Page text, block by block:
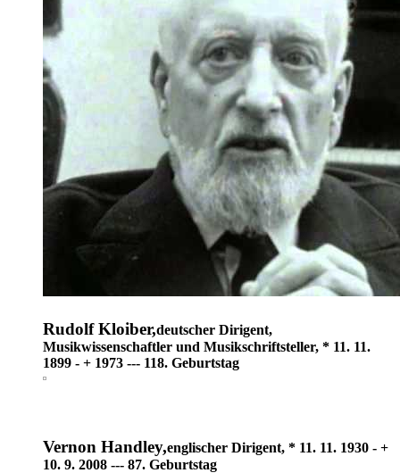
Rudolf Kloiber,deutscher Dirigent,
Musikwissenschaftler und Musikschriftsteller, * 11. 11.
1899 - + 1973 --- 118. Geburtstag
Vernon Handley,englischer Dirigent, * 11. 11. 1930 - +
10. 9. 2008 --- 87. Geburtstag